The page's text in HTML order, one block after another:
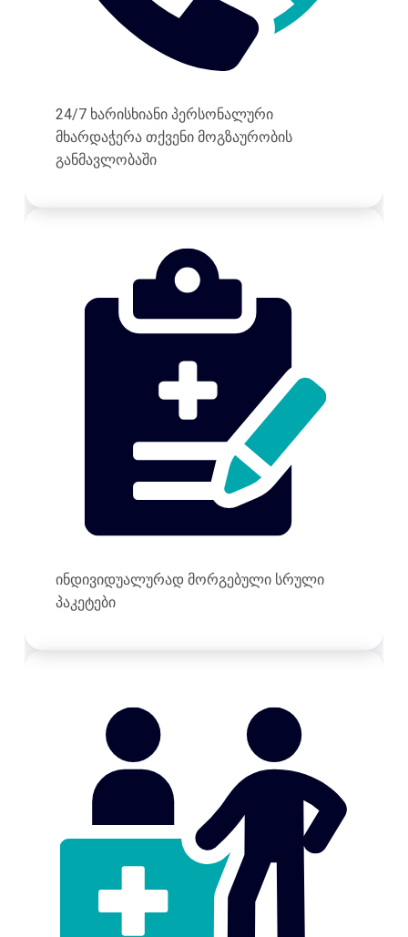
24/7 ხარისხიანი პერსონალური
მხარდაჭერა თქვენი მოგზაურობის
განმავლობაში
ინდივიდუალურად მორგებული სრული
პაკეტები